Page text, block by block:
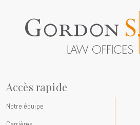
Accès rapide
Notre équipe